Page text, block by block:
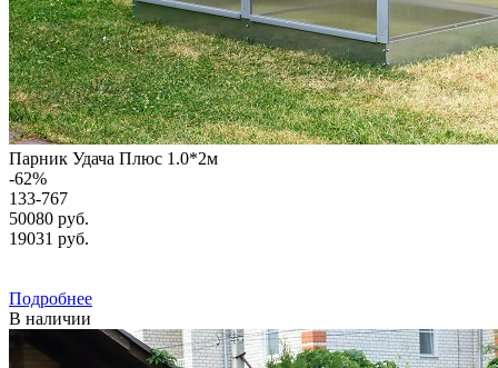
Парник Удача Плюс 1.0*2м
-62%
133-767
50080 руб.
19031 руб.
Подробнее
В наличии